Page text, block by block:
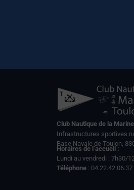
Club Nautique de la
Infrastructures sportives
Base Navale de Toulon,
Horaires de l’accueil :
Lundi au vendredi : 7h30/
Téléphone : 04.22.42.06.37